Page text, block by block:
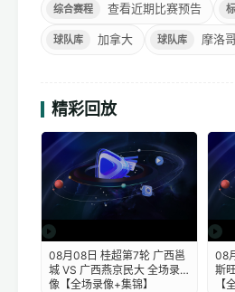
综合赛程 查看近期比赛预告
球队库 加拿大 球队库 摩洛
精彩回放
08月08日 桂超第7轮 广西邕
城 VS 广西燕京民大 全场录
像【全场录像+集锦】
08
斯
【